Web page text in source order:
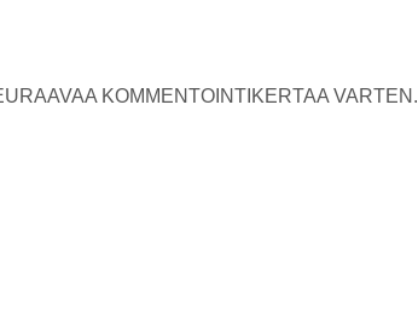
KOMMENTOINTIKERTAA VARTEN.